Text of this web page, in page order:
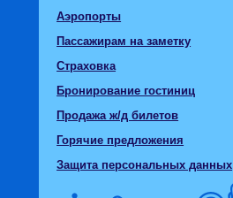
Аэропорты
Пассажирам на заметку
Страховка
Бронирование гостиниц
Продажа ж/д билетов
Горячие предложения
Защита персональных данных